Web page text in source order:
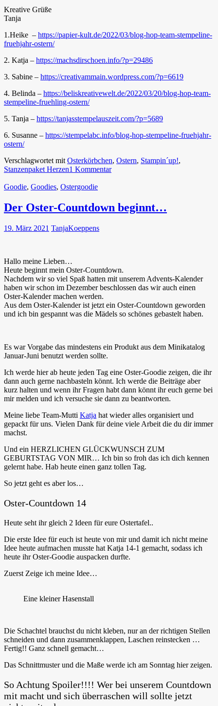
Kreative Grüße
Tanja
1.Heike – https://papier-kult.de/2022/03/blog-hop-team-stempeline-
fruehjahr-ostern/
2. Katja – https://machsdirschoen.info/?p=29486
3. Sabine – https://creativammain.wordpress.com/?p=6619
4. Belinda – https://beliskreativewelt.de/2022/03/20/blog-hop-team-
stempeline-fruehling-ostern/
5. Tanja – https://tanjasstempelauszeit.com/?p=5689
6. Susanne – https://stempelabc.info/blog-hop-stempeline-fruehjahr-
ostern/
Verschlagwortet mit Osterkörbchen, Ostern, Stampin´up!,
Stanzenpaket Herzen1 Kommentar
Goodie, Goodies, Ostergoodie
Der Oster-Countdown beginnt…
19. März 2021 TanjaKoeppens
Hallo meine Lieben…
Heute beginnt mein Oster-Countdown.
Nachdem wir so viel Spaß hatten mit unserem Advents-Kalender
haben wir schon im Dezember beschlossen das wir auch einen
Oster-Kalender machen werden.
Aus dem Oster-Kalender ist jetzt ein Oster-Countdown geworden
und ich bin gespannt was die Mädels so schönes gebastelt haben.
Es war Vorgabe das mindestens ein Produkt aus dem Minikatalog
Januar-Juni benutzt werden sollte.
Ich werde hier ab heute jeden Tag eine Oster-Goodie zeigen, die ihr
dann auch gerne nachbasteln könnt. Ich werde die Beiträge aber
kurz halten und wenn ihr Fragen habt dann könnt ihr euch gerne bei
mir melden und ich versuche sie dann zu beantworten.
Meine liebe Team-Mutti Katja hat wieder alles organisiert und
gepackt für uns. Vielen Dank für deine viele Arbeit die du dir immer
machst.
Und ein HERZLICHEN GLÜCKWUNSCH ZUM
GEBURTSTAG VON MIR… Ich bin so froh das ich dich kennen
gelernt habe. Hab heute einen ganz tollen Tag.
So jetzt geht es aber los…
Oster-Countdown 14
Heute seht ihr gleich 2 Ideen für eure Ostertafel..
Die erste Idee für euch ist heute von mir und damit ich nicht meine
Idee heute aufmachen musste hat Katja 14-1 gemacht, sodass ich
heute ihr Oster-Goodie auspacken durfte.
Zuerst Zeige ich meine Idee…
Eine kleiner Hasenstall
Die Schachtel brauchst du nicht kleben, nur an der richtigen Stellen
schneiden und dann zusammenklappen, Laschen reinstecken …
Fertig!! Ganz schnell gemacht…
Das Schnittmuster und die Maße werde ich am Sonntag hier zeigen.
So Achtung Spoiler!!!! Wer bei unserem Countdown
mit macht und sich überraschen will sollte jetzt